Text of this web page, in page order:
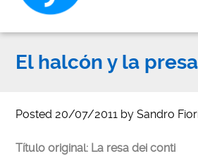
El halcón y la
Posted20/07/2011 bySandro
Título original: La resa dei conti